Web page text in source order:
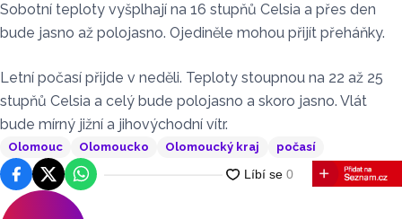
Sobotní teploty vyšplhají na 16 stupňů Celsia a přes den
bude jasno až polojasno. Ojediněle mohou přijít přeháňky.
Letní počasí přijde v neděli. Teploty stoupnou na 22 až 25
stupňů Celsia a celý bude polojasno a skoro jasno. Vlát
bude mírný jižní a jihovýchodní vítr.
Olomouc Olomoucko Olomoucký kraj počasí
FacebookPlatforma X
WhatsApp